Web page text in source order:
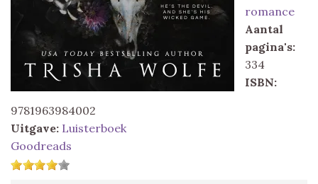
romance
Aantal
pagina's:
334
ISBN:
9781963984002
Uitgave: Luisterboek
Goodreads